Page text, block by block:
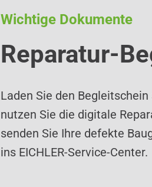
Wichtige Dokumente
Reparatur-
Laden Sie den
nutzen Sie die digitale
senden Sie Ihre defekte
ins EICHLER-Service-Center.